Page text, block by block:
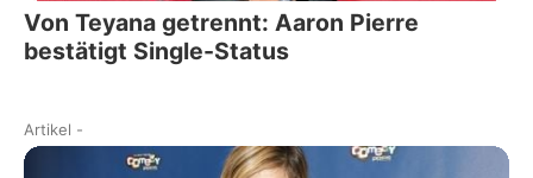
Von Teyana getrennt: Aaron Pierre
bestätigt Single-Status
Artikel -